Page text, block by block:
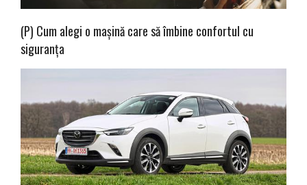
(P) Cum alegi o mașină care să îmbine confortul cu
siguranța